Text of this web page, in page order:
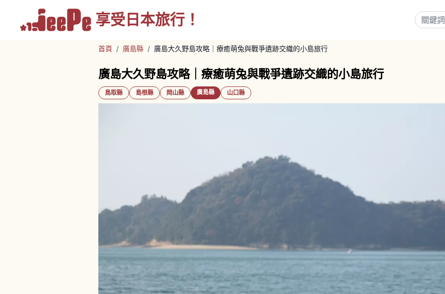
享受 日本旅行！
首頁 / 廣島縣 / 廣島大久野島攻略｜療癒萌兔與戰爭遺跡交織的小島旅行
廣島大久野島攻略｜療癒萌兔與戰爭遺跡交織的小島旅行
鳥取縣 島根縣 岡山縣 廣島縣 山口縣